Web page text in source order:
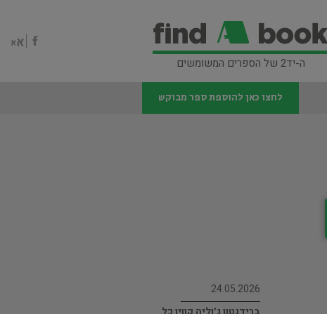
ה-יד2 של הספרים המשומשים
לחצו כאן להוספת ספר מבוקש
24.05.2026